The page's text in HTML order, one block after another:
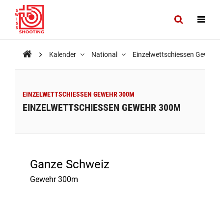
Kalender National Einzelwettschiessen
EINZELWETTSCHIESSEN GEWEHR 300M
EINZELWETTSCHIESSEN GEWEHR 300M
Ganze Schweiz
Gewehr 300m